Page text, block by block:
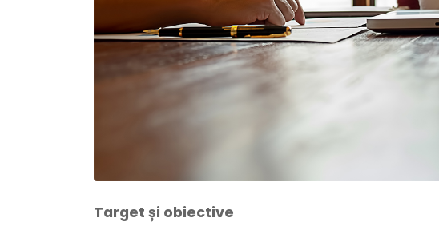
Target și obiective